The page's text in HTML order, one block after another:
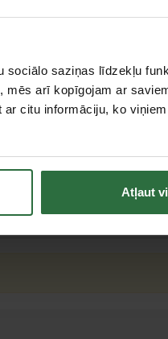
sociālo saziņas līdzekļu
mēs arī kopīgojam ar
citu informāciju, ko
Atļaut
daudzumam tēraudā.